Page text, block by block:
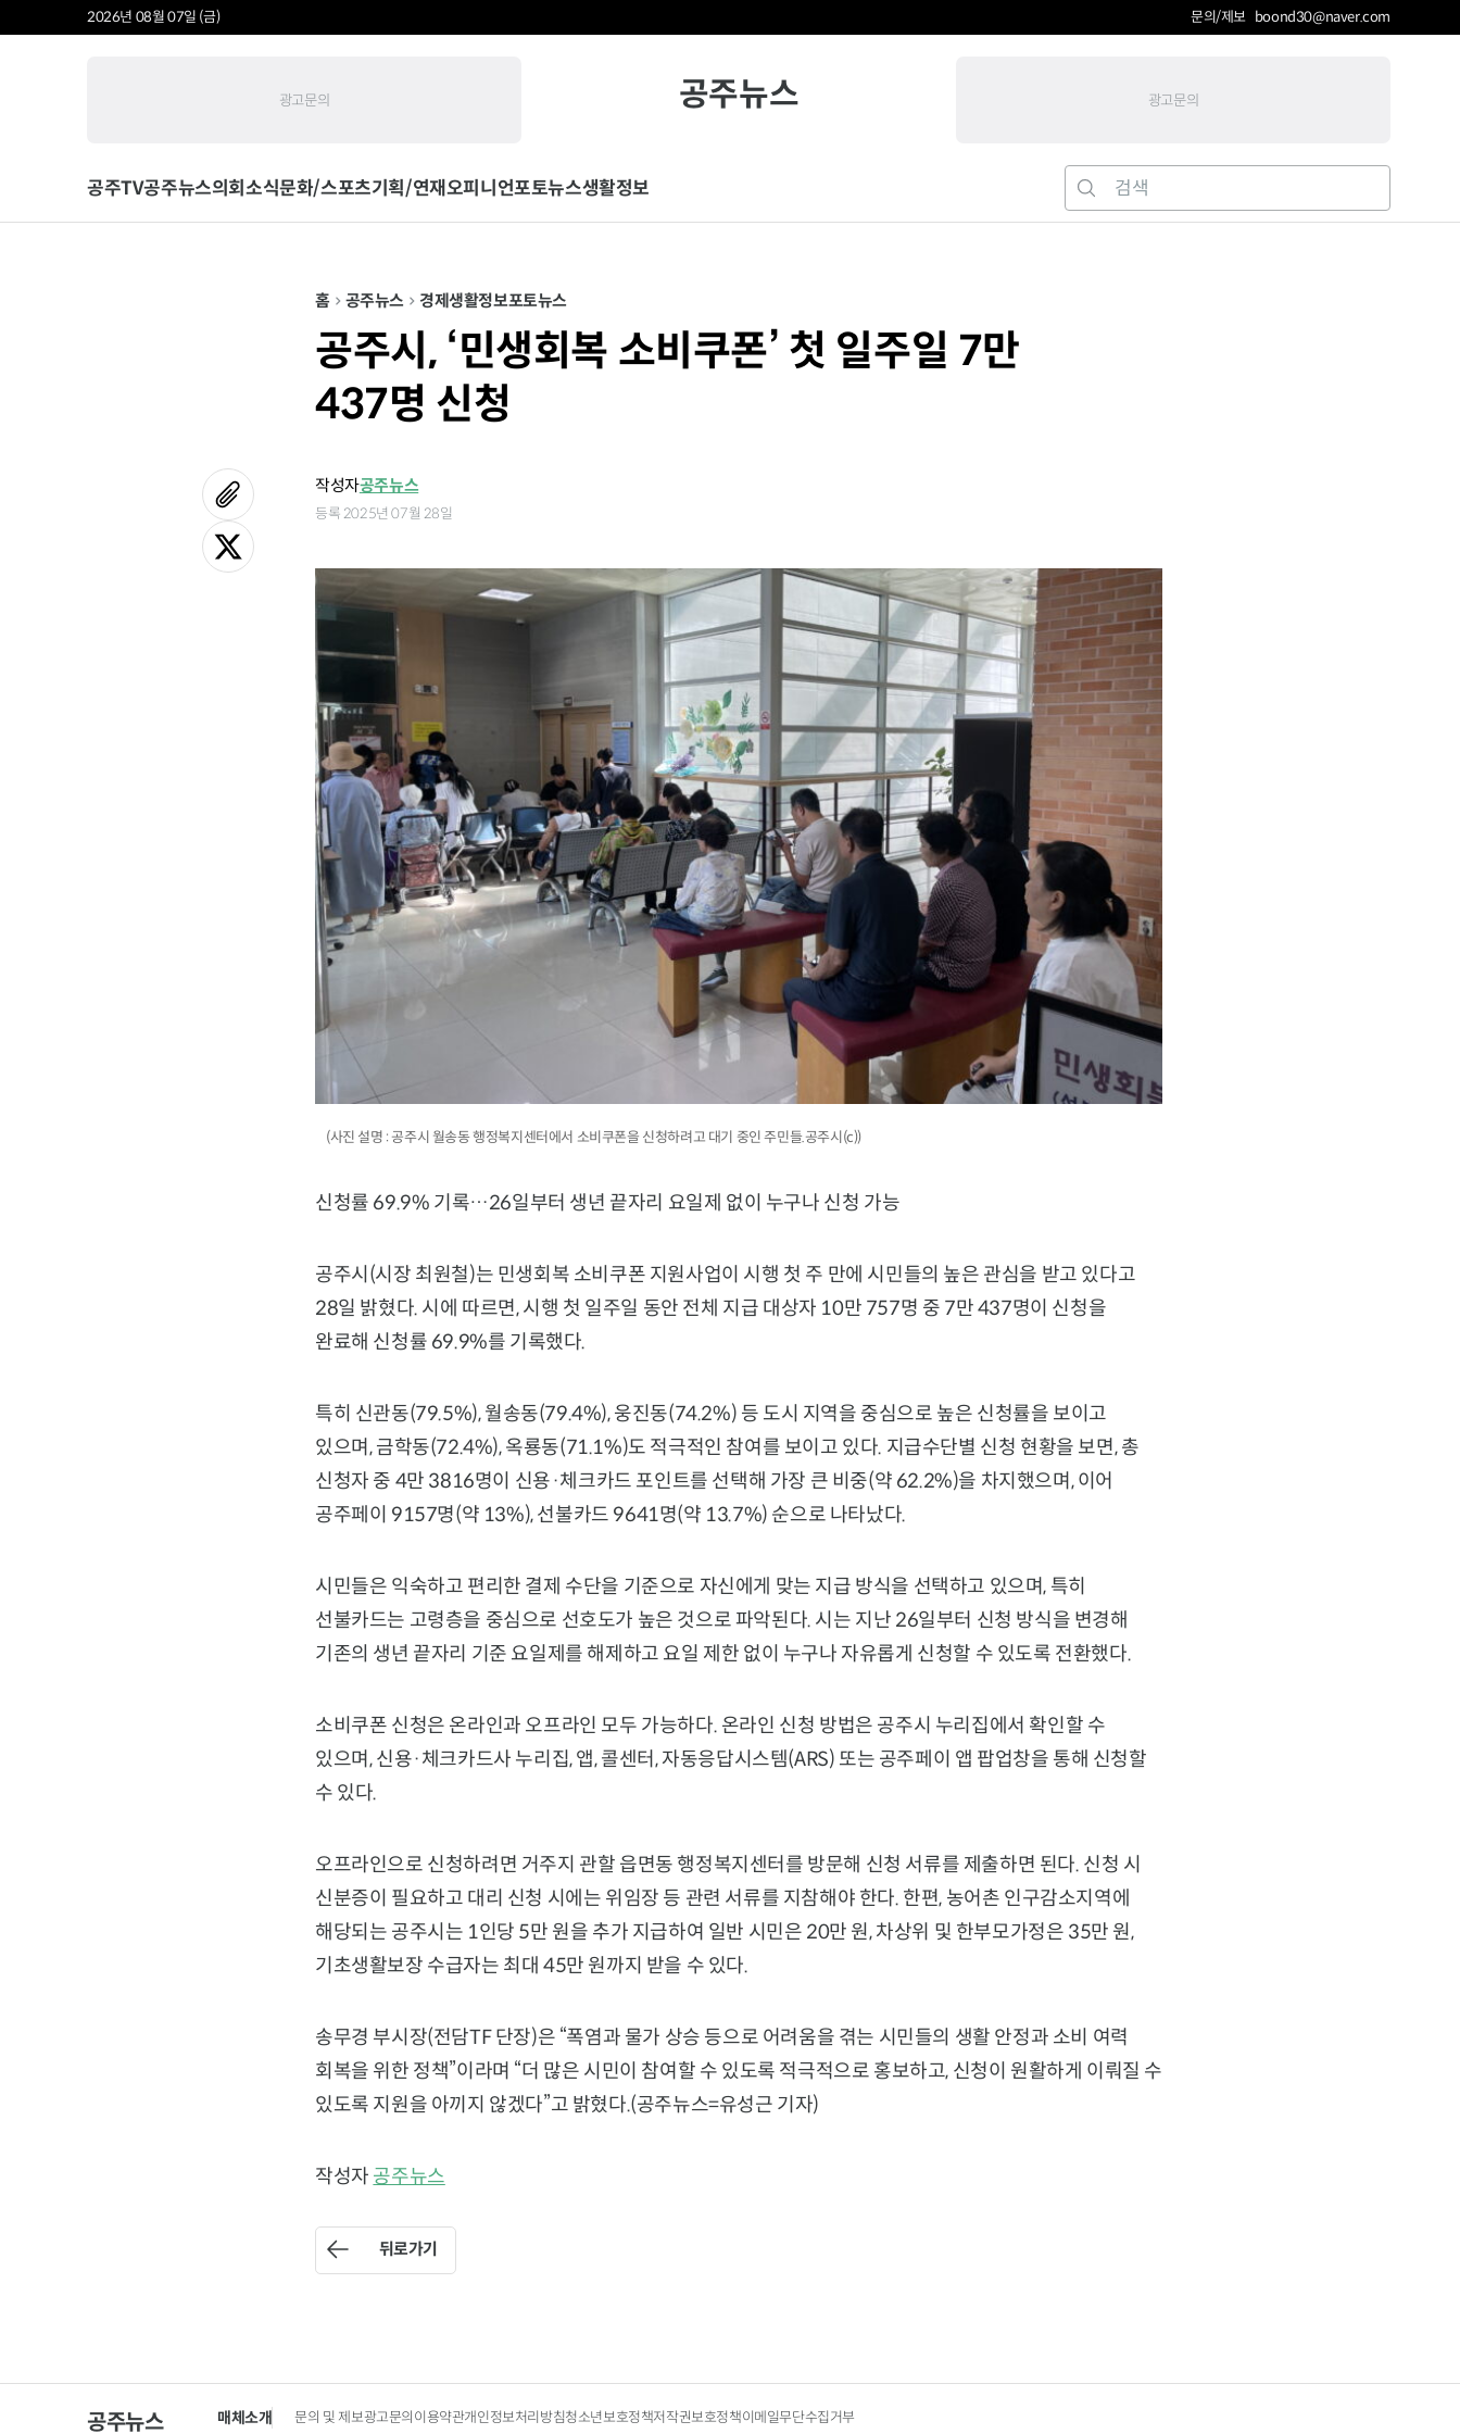
2026년 08월 07일 (금) 문의/제보 boond30@naver.com
광고문의 공주뉴스 광고문의
공주TV공주뉴스의회소식문화/스포츠기획/연재오피니언포토뉴스생활정보
홈 공주뉴스 경제생활정보포토뉴스
공주시, ‘민생회복 소비쿠폰’ 첫 일주일 7만
437명 신청
작성자공주뉴스
등록 2025년 07월 28일
(사진 설명 : 공주시 월송동 행정복지센터에서 소비쿠폰을 신청하려고 대기 중인 주민들.공주시(c))
신청률 69.9% 기록…26일부터 생년 끝자리 요일제 없이 누구나 신청 가능
공주시(시장 최원철)는 민생회복 소비쿠폰 지원사업이 시행 첫 주 만에 시민들의 높은 관심을 받고 있다고
28일 밝혔다. 시에 따르면, 시행 첫 일주일 동안 전체 지급 대상자 10만 757명 중 7만 437명이 신청을
완료해 신청률 69.9%를 기록했다.
특히 신관동(79.5%), 월송동(79.4%), 웅진동(74.2%) 등 도시 지역을 중심으로 높은 신청률을 보이고
있으며, 금학동(72.4%), 옥룡동(71.1%)도 적극적인 참여를 보이고 있다. 지급수단별 신청 현황을 보면, 총
신청자 중 4만 3816명이 신용·체크카드 포인트를 선택해 가장 큰 비중(약 62.2%)을 차지했으며, 이어
공주페이 9157명(약 13%), 선불카드 9641명(약 13.7%) 순으로 나타났다.
시민들은 익숙하고 편리한 결제 수단을 기준으로 자신에게 맞는 지급 방식을 선택하고 있으며, 특히
선불카드는 고령층을 중심으로 선호도가 높은 것으로 파악된다. 시는 지난 26일부터 신청 방식을 변경해
기존의 생년 끝자리 기준 요일제를 해제하고 요일 제한 없이 누구나 자유롭게 신청할 수 있도록 전환했다.
소비쿠폰 신청은 온라인과 오프라인 모두 가능하다. 온라인 신청 방법은 공주시 누리집에서 확인할 수
있으며, 신용·체크카드사 누리집, 앱, 콜센터, 자동응답시스템(ARS) 또는 공주페이 앱 팝업창을 통해 신청할
수 있다.
오프라인으로 신청하려면 거주지 관할 읍면동 행정복지센터를 방문해 신청 서류를 제출하면 된다. 신청 시
신분증이 필요하고 대리 신청 시에는 위임장 등 관련 서류를 지참해야 한다. 한편, 농어촌 인구감소지역에
해당되는 공주시는 1인당 5만 원을 추가 지급하여 일반 시민은 20만 원, 차상위 및 한부모가정은 35만 원,
기초생활보장 수급자는 최대 45만 원까지 받을 수 있다.
송무경 부시장(전담TF 단장)은 “폭염과 물가 상승 등으로 어려움을 겪는 시민들의 생활 안정과 소비 여력
회복을 위한 정책”이라며 “더 많은 시민이 참여할 수 있도록 적극적으로 홍보하고, 신청이 원활하게 이뤄질 수
있도록 지원을 아끼지 않겠다”고 밝혔다.(공주뉴스=유성근 기자)
작성자 공주뉴스
뒤로가기
공주뉴스 매체소개 문의 및 제보광고문의이용약관개인정보처리방침청소년보호정책저작권보호정책이메일무단수집거부